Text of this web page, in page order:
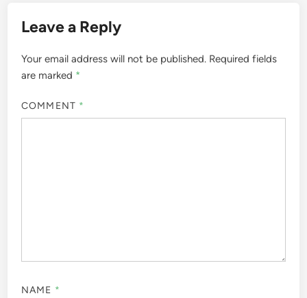
Leave a Reply
Your email address will not be published. Required fields
are marked *
COMMENT *
NAME *